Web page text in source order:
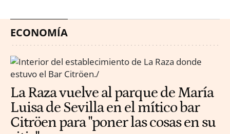
ECONOMÍA
La Raza vuelve al parque de María
Luisa de Sevilla en el mítico bar
Citröen para "poner las cosas en su